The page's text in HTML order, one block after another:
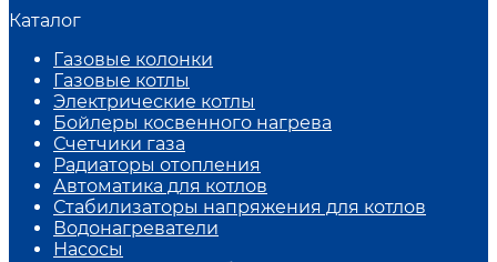
Каталог
Газовые колонки
Газовые котлы
Электрические котлы
Бойлеры косвенного нагрева
Счетчики газа
Радиаторы отопления
Автоматика для котлов
Стабилизаторы напряжения для котлов
Водонагреватели
Насосы